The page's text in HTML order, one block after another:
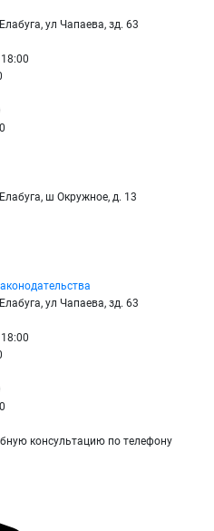
ул Чапаева, зд. 63
ш Окружное, д. 13
ул Чапаева, зд. 63
консультацию по телефону